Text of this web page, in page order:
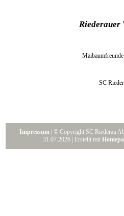
Riederauer
SC
Impressum | © Copyright SC Riederau
31.07.2026 | Erstellt mit